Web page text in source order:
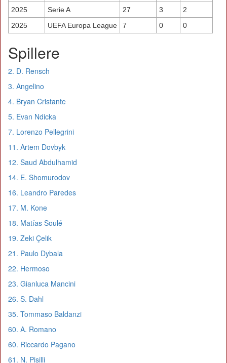
2025
Serie A 27 3
2
2025
UEFA Europa League 7 0 0
Spillere
2. D. Rensch
3. Angelino
4. Bryan Cristante
5. Evan Ndicka
7. Lorenzo Pellegrini
11. Artem Dovbyk
12. Saud Abdulhamid
14. E. Shomurodov
16. Leandro Paredes
17. M. Kone
18. Matías Soulé
19. Zeki Çelik
21. Paulo Dybala
22. Hermoso
23. Gianluca Mancini
26. S. Dahl
35. Tommaso Baldanzi
60. A. Romano
60. Riccardo Pagano
61. N. Pisilli